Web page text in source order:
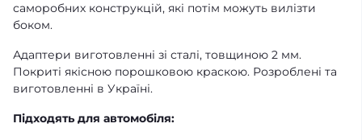
саморобних конструкцій, які потім можуть вилізти
боком.
Адаптери виготовленні зі сталі, товщиною 2 мм.
Покриті якісною порошковою краскою. Розроблені та
виготовленні в Україні.
Підходять для автомобіля: